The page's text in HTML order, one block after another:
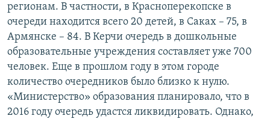
регионам. В частности, в Красноперекопске в
очереди находится всего 20 детей, в Саках – 75, в
Армянске – 84. В Керчи очередь в дошкольные
образовательные учреждения составляет уже 700
человек. Еще в прошлом году в этом городе
количество очередников было близко к нулю.
«Министерство» образования планировало, что в
2016 году очередь удастся ликвидировать. Однако,